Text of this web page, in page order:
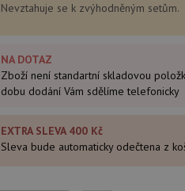
Nevztahuje se k zvýhodněným setům.
NA DOTAZ
Zboží není standartní skladovou
dobu dodání Vám sdělíme telefonicky
EXTRA SLEVA 400 Kč
Sleva bude automaticky odečtena z